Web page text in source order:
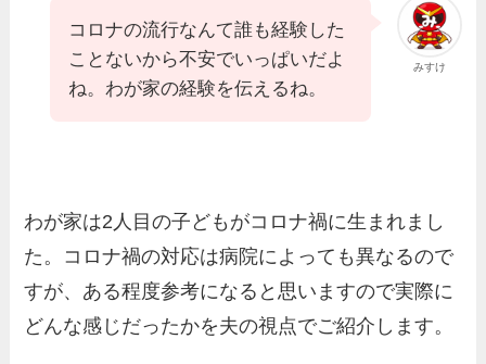
みすけ
コロナの流行なんて誰も経験した
ことないから不安でいっぱいだよ
ね。わが家の経験を伝えるね。
わが家は2人目の子どもがコロナ禍に生まれまし
た。コロナ禍の対応は病院によっても異なるので
すが、ある程度参考になると思いますので実際に
どんな感じだったかを夫の視点でご紹介します。